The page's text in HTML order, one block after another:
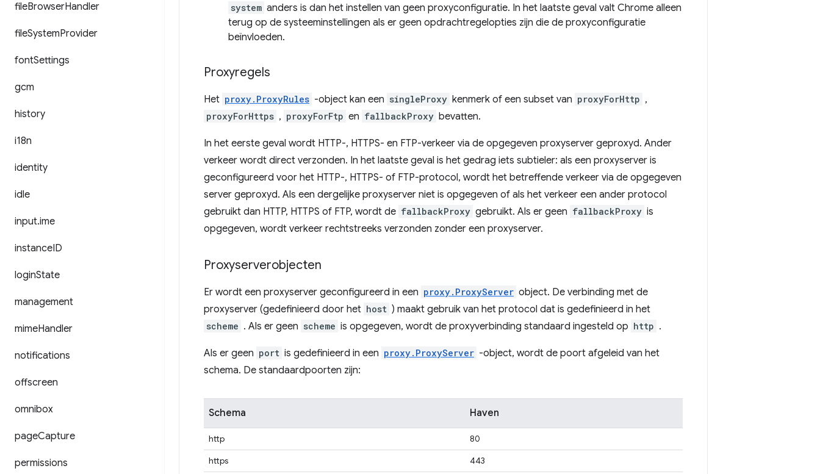
fileBrowserHandler
fileSystemProvider
fontSettings
gcm
history
i18n
identity
idle
input.ime
instanceID
loginState
management
mimeHandler
notifications
offscreen
omnibox
pageCapture
permissions
system anders is dan het instellen van geen proxyconfiguratie. In het laatste geval valt Chrome alleen
terug op de systeeminstellingen als er geen opdrachtregelopties zijn die de proxyconfiguratie
beïnvloeden.
Proxyregels
Het proxy.ProxyRules -object kan een singleProxy kenmerk of een subset van proxyForHttp ,
proxyForHttps , proxyForFtp en fallbackProxy bevatten.
In het eerste geval wordt HTTP-, HTTPS- en FTP-verkeer via de opgegeven proxyserver geproxyd. Ander
verkeer wordt direct verzonden. In het laatste geval is het gedrag iets subtieler: als een proxyserver is
geconfigureerd voor het HTTP-, HTTPS- of FTP-protocol, wordt het betreffende verkeer via de opgegeven
server geproxyd. Als een dergelijke proxyserver niet is opgegeven of als het verkeer een ander protocol
gebruikt dan HTTP, HTTPS of FTP, wordt de fallbackProxy gebruikt. Als er geen fallbackProxy is
opgegeven, wordt verkeer rechtstreeks verzonden zonder een proxyserver.
Proxyserverobjecten
Er wordt een proxyserver geconfigureerd in een proxy.ProxyServer object. De verbinding met de
proxyserver (gedefinieerd door het host ) maakt gebruik van het protocol dat is gedefinieerd in het
scheme . Als er geen scheme is opgegeven, wordt de proxyverbinding standaard ingesteld op http .
Als er geen port is gedefinieerd in een proxy.ProxyServer -object, wordt de poort afgeleid van het
schema. De standaardpoorten zijn:
Schema Haven
http
80
https
443